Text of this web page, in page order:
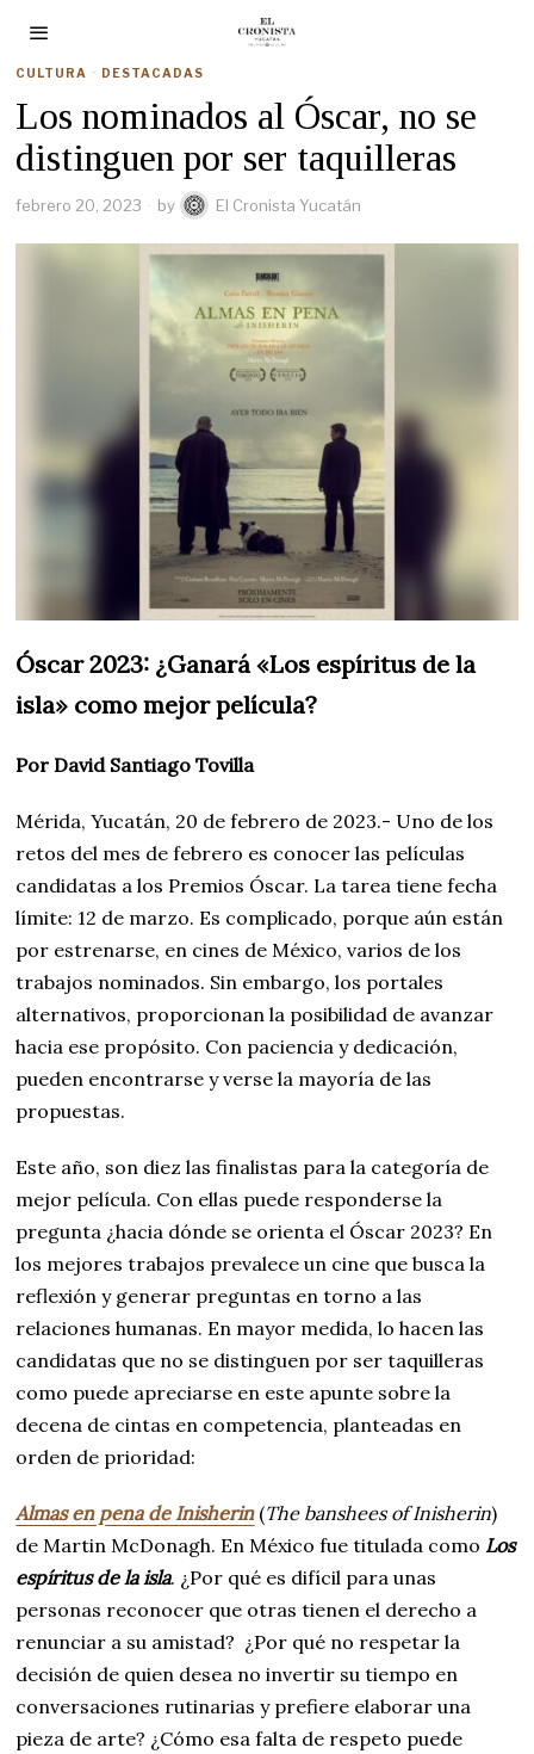
CULTURA · DESTACADAS
Los nominados al Óscar, no se
distinguen por ser taquilleras
febrero 20, 2023 by El Cronista Yucatán
Óscar 2023: ¿Ganará «Los espíritus de la
isla» como mejor película?
Por David Santiago Tovilla
Mérida, Yucatán, 20 de febrero de 2023.- Uno de los
retos del mes de febrero es conocer las películas
candidatas a los Premios Óscar. La tarea tiene fecha
límite: 12 de marzo. Es complicado, porque aún están
por estrenarse, en cines de México, varios de los
trabajos nominados. Sin embargo, los portales
alternativos, proporcionan la posibilidad de avanzar
hacia ese propósito. Con paciencia y dedicación,
pueden encontrarse y verse la mayoría de las
propuestas.
Este año, son diez las finalistas para la categoría de
mejor película. Con ellas puede responderse la
pregunta ¿hacia dónde se orienta el Óscar 2023? En
los mejores trabajos prevalece un cine que busca la
reflexión y generar preguntas en torno a las
relaciones humanas. En mayor medida, lo hacen las
candidatas que no se distinguen por ser taquilleras
como puede apreciarse en este apunte sobre la
decena de cintas en competencia, planteadas en
orden de prioridad:
Almas en pena de Inisherin(The banshees of Inisherin)
de Martin McDonagh. En México fue titulada como Los
espíritus de la isla. ¿Por qué es difícil para unas
personas reconocer que otras tienen el derecho a
renunciar a su amistad? ¿Por qué no respetar la
decisión de quien desea no invertir su tiempo en
conversaciones rutinarias y prefiere elaborar una
pieza de arte? ¿Cómo esa falta de respeto puede